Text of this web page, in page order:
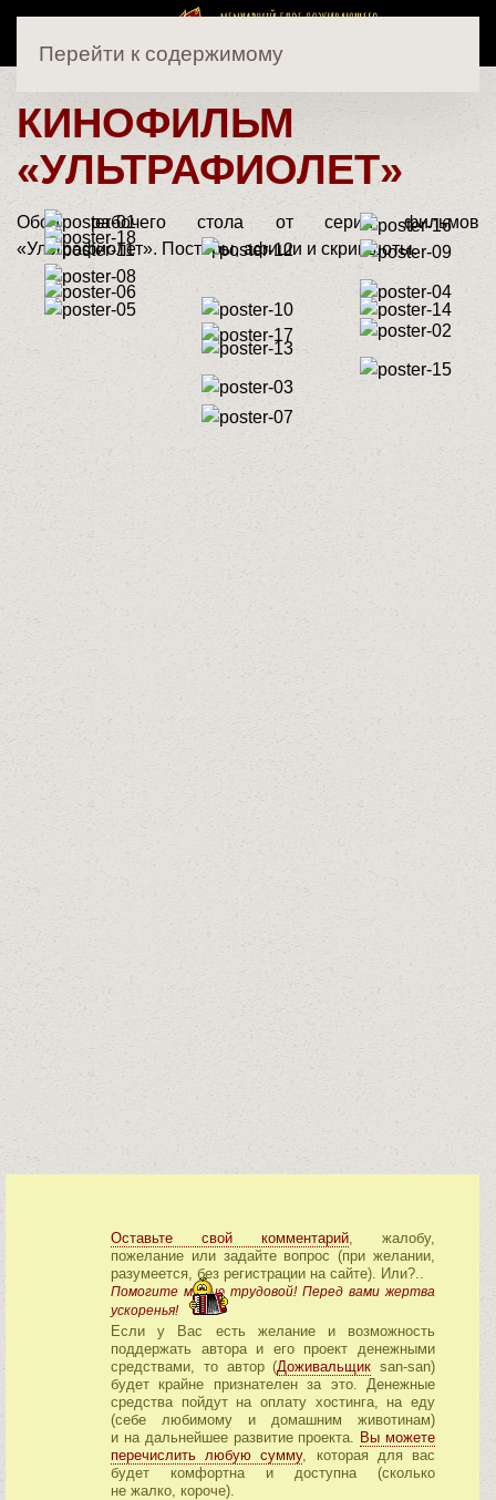
Перейти к содержимому
КИНОФИЛЬМ
«УЛЬТРАФИОЛЕТ»
Обои рабочего стола от серии фильмов
«Ультрафиолет». Постеры, афиши и скриншоты.
Оставьте свой комментарий, жалобу,
пожелание или задайте вопрос (при желании,
разумеется, без регистрации на сайте). Или?..
Помогите медью трудовой! Перед вами жертва
ускоренья!
Если у Вас есть желание и возможность
поддержать автора и его проект денежными
средствами, то автор (Доживальщик san-san)
будет крайне признателен за это. Денежные
средства пойдут на оплату хостинга, на еду
(себе любимому и домашним животинам)
и на дальнейшее развитие проекта. Вы можете
перечислить любую сумму, которая для вас
будет комфортна и доступна (сколько
не жалко, короче).